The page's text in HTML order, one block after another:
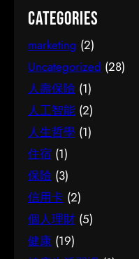
訊來源是否可靠同樣
相關範疇的專業人士
要的建議。 聰明選
幫你少走冤枉路：
集足夠的資料再比較
化。把這些習慣養成
手。 因應需要選擇
求也不一樣。先想清
先考量，再作選擇，
了不合適的尷尬，讓
何選擇 在考慮簿記
要出發，比較不同選
價錢或表面資訊。多
們作出更明智的決定
和大家分享關於腳腫
性 認真了解腳腫 解
自己面對的選擇與條
阱，把時間與資源
做足功課的價值所
之前，有幾點值得特
況不盡相同，適合別
資訊來源是否可靠同
詢相關範疇的專業人
需要的建議。 聰明
能幫你少走冤枉路：
收集足夠的資料再比
化。把這些習慣養成
Categories
marketing (2)
Uncategorized (28)
人壽保險 (1)
人工智能 (2)
人生哲學 (1)
住宿 (1)
保險 (3)
信用卡 (2)
個人理財 (5)
健康 (19)